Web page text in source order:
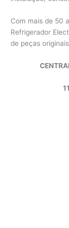
Com mais de 50
Refrigerador
de peças